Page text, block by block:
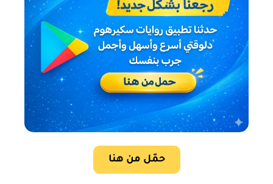
حمّل من هنا